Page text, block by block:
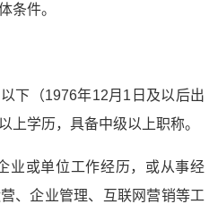
条件。
下（1976年12月1日及以后出
上学历，具备中级以上职称。
业或单位工作经历，或从事经
、企业管理、互联网营销等工